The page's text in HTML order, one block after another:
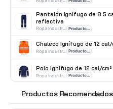
Pantalón Ignífugo de 8.5
reflectiva
Ropa Industrial
Chaleco Ignífugo de 12
Producto Importado
Polo Ignífugo de 12 cal/
Producto Importado
Mameluco Ignífugo de 34
Reflectiva
Ropa Industrial Producto Importado
Productos Recomendados